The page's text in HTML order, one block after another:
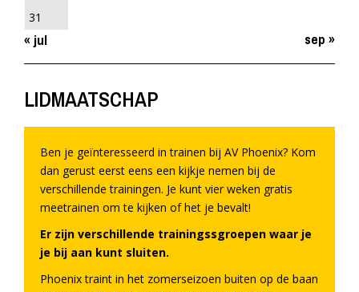
31
« jul sep »
LIDMAATSCHAP
Ben je geïnteresseerd in trainen bij AV Phoenix? Kom
dan gerust eerst eens een kijkje nemen bij de
verschillende trainingen. Je kunt vier weken gratis
meetrainen om te kijken of het je bevalt!
Er zijn verschillende trainingssgroepen waar je
je bij aan kunt sluiten.
Phoenix traint in het zomerseizoen buiten op de baan